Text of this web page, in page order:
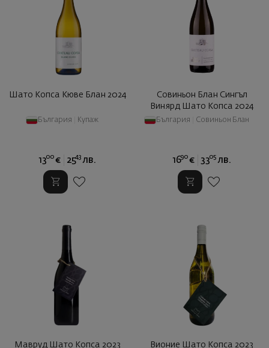
Шато Копса Кюве Блан 2024
България Купаж
1300 € 2543 лв.
Совиньон Блан Сингъл
Винярд Шато Копса 2024
България Совиньон Блан
1690 € 3305 лв.
Мавруд Шато Копса 2023 Вионие Шато Копса 2023